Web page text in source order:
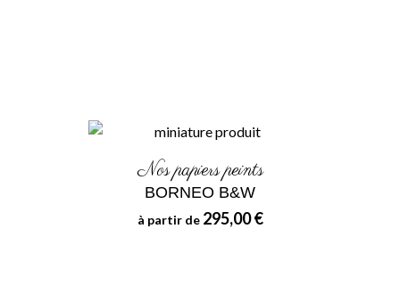
Nos papiers peints
BORNEO B&W
à partir de 295,00 €